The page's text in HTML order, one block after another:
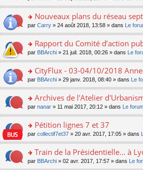
nt
s
c
e
nt
lu
pl
u
s
c
e
nt
n
o
lu
pl
u
s
c
e
nt
g
e
n
o
lu
pl
u
s
c
e
nt
m
e
s
a
g
e
n
n
lu
le
pl
u
c
e
nt
n
ult
er
le
m
e
a
g
e
n
n
le
pl
u
ré
c
o
n
ult
er
le
m
e
a
g
e
n
n
le
pl
u
Nouveaux plans du réseau
par Carry » 24 août 2018, 13:58 » dans Le
o
n
ult
er
le
m
e
a
g
e
n
n
Rapport du Comité d’action
par BBArchi » 21 juil. 2018, 00:26 » dans Le
o
n
ult
er
le
m
e
a
g
CityFlux - 03-04/10/2018
par BBArchi » 29 janv. 2018, 08:40 » dans Le
o
n
ult
er
le
m
e
Archives de l'Atelier
par nanar » 11 mai 2017, 20:12 » dans Le
o
n
ult
er
Pétition lignes 7 et 37
par collectif7et37 » 20 avr. 2017, 17:05 » dans
o
n
Train de la Présidentielle... à
par BBArchi » 02 avr. 2017, 17:57 » dans Le